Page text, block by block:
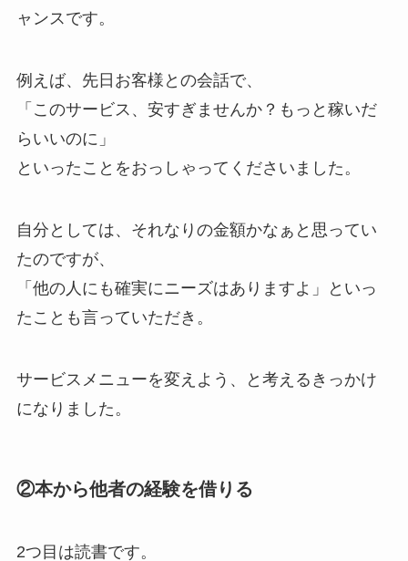
ャンスです。
例えば、先日お客様との会話で、
「このサービス、安すぎませんか？もっと稼いだ
らいいのに」
といったことをおっしゃってくださいました。
自分としては、それなりの金額かなぁと思ってい
たのですが、
「他の人にも確実にニーズはありますよ」といっ
たことも言っていただき。
サービスメニューを変えよう、と考えるきっかけ
になりました。
②本から他者の経験を借りる
2つ目は読書です。